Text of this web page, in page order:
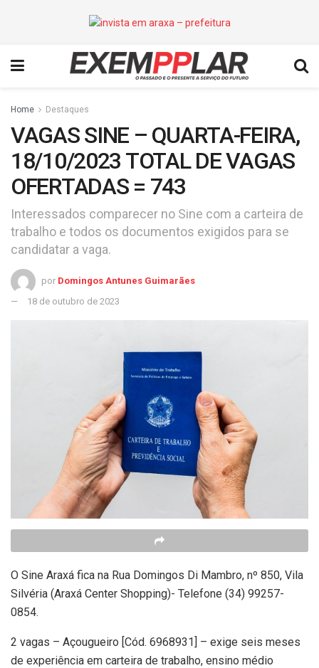
Home Destaques
VAGAS SINE – QUARTA-FEIRA,
18/10/2023 TOTAL DE VAGAS
OFERTADAS = 743
Interessados comparecer no Sine com a carteira de
trabalho e todos os documentos exigidos para se
candidatar a vaga.
por Domingos Antunes Guimarães
18 de outubro de 2023
O Sine Araxá fica na Rua Domingos Di Mambro, nº 850, Vila
Silvéria (Araxá Center Shopping)- Telefone (34) 99257-
0854.
2 vagas – Açougueiro [Cód. 6968931] – exige seis meses
de experiência em carteira de trabalho, ensino médio